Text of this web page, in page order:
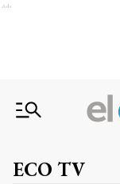
Ads
ECO TV